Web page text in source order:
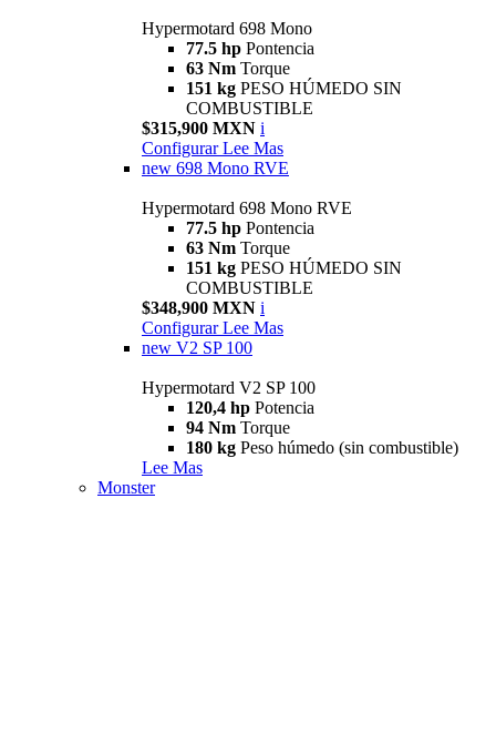
Hypermotard 698 Mono
77.5 hp Pontencia
63 Nm Torque
151 kg PESO HÚMEDO SIN
COMBUSTIBLE
$315,900 MXN i
Configurar Lee Mas
new 698 Mono RVE
Hypermotard 698 Mono RVE
77.5 hp Pontencia
63 Nm Torque
151 kg PESO HÚMEDO SIN
COMBUSTIBLE
$348,900 MXN i
Configurar Lee Mas
new V2 SP 100
Hypermotard V2 SP 100
120,4 hp Potencia
94 Nm Torque
180 kg Peso húmedo (sin combustible)
Lee Mas
Monster